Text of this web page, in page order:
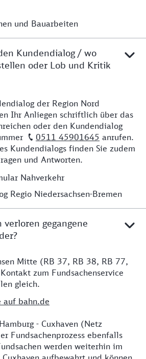
und Bauarbeiten
Kundendialog / wo
oder Lob und Kritik
der Region Nord
Ihr Anliegen schriftlich über das
oder den Kundendialog
0511 45901645 anrufen.
Kundendialogs finden Sie zudem
und Antworten.
Nahverkehr
Regio Niedersachsen-Bremen
gegangene
Mitte (RB 37, RB 38, RB 77,
zum Fundsachenservice
gleich.
auf bahn.de
- Cuxhaven (Netz
Fundsachenprozess ebenfalls
werden weiterhin im